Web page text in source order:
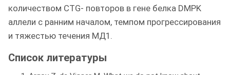
количеством CTG- повторов в гене белка DMPK
аллели с ранним началом, темпом прогрессирования
и тяжестью течения МД1.
Список литературы